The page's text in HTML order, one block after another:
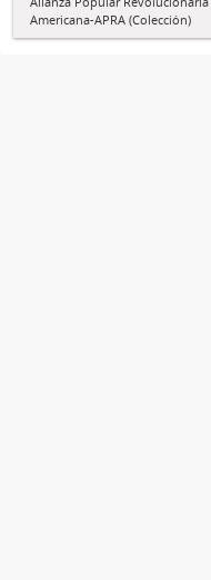
Americana-APRA (Colección)